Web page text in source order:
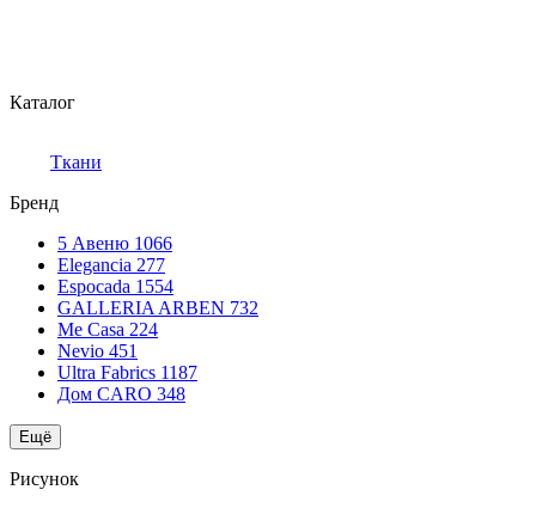
Каталог
Ткани
Бренд
5 Авеню 1066
Elegancia 277
Espocada 1554
GALLERIA ARBEN 732
Me Casa 224
Nevio 451
Ultra Fabrics 1187
Дом CARO 348
Ещё
Рисунок